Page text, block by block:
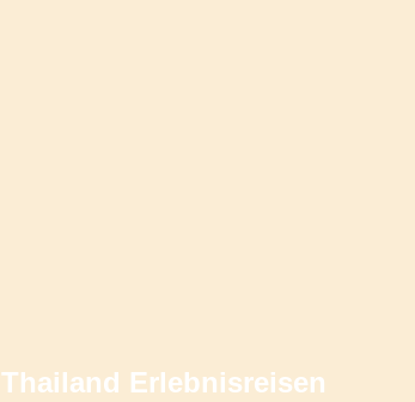
Thailand Erlebnisreisen